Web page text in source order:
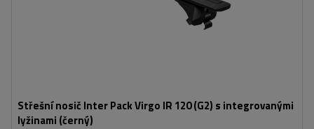
Střešní nosič Inter Pack Virgo IR 120 (G2) s integrovanými
lyžinami (černý)